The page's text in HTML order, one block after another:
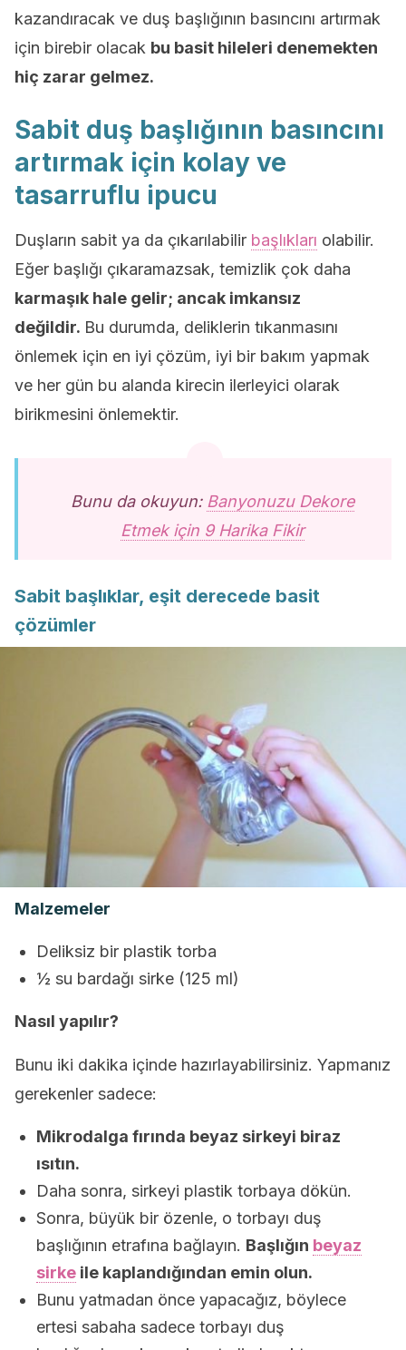
kazandıracak ve duş başlığının basıncını artırmak
için birebir olacak bu basit hileleri denemekten
hiç zarar gelmez.
Sabit duş başlığının basıncını
artırmak için kolay ve
tasarruflu ipucu
Duşların sabit ya da çıkarılabilir başlıkları olabilir.
Eğer başlığı çıkaramazsak, temizlik çok daha
karmaşık hale gelir; ancak imkansız
değildir. Bu durumda, deliklerin tıkanmasını
önlemek için en iyi çözüm, iyi bir bakım yapmak
ve her gün bu alanda kirecin ilerleyici olarak
birikmesini önlemektir.
Bunu da okuyun: Banyonuzu Dekore
Etmek için 9 Harika Fikir
Sabit başlıklar, eşit derecede basit
çözümler
Malzemeler
Deliksiz bir plastik torba
½ su bardağı sirke (125 ml)
Nasıl yapılır?
Bunu iki dakika içinde hazırlayabilirsiniz. Yapmanız
gerekenler sadece:
Mikrodalga fırında beyaz sirkeyi biraz
ısıtın.
Daha sonra, sirkeyi plastik torbaya dökün.
Sonra, büyük bir özenle, o torbayı duş
başlığının etrafına bağlayın. Başlığın beyaz
sirke ile kaplandığından emin olun.
Bunu yatmadan önce yapacağız, böylece
ertesi sabaha sadece torbayı duş